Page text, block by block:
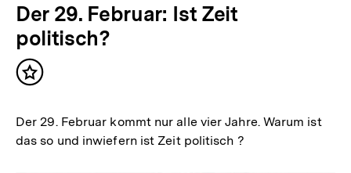
Der 29. Februar: Ist Zeit
politisch?
Inhalt
Der 29. Februar kommt nur alle vier Jahre. Warum ist
das so und inwiefern ist Zeit politisch ?